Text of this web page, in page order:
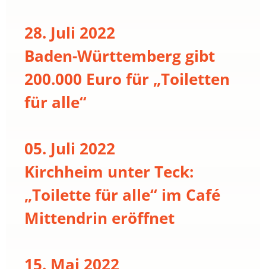
28. Juli 2022
Baden-Württemberg gibt
200.000 Euro für „Toiletten
für alle“
05. Juli 2022
Kirchheim unter Teck:
„Toilette für alle“ im Café
Mittendrin eröffnet
15. Mai 2022